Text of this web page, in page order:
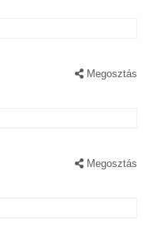
Megosztás
Megosztás